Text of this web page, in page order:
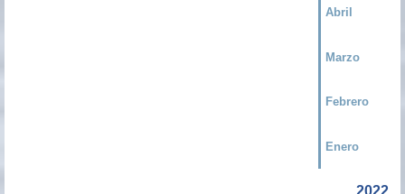
Abril
Marzo
Febrero
Enero
2022